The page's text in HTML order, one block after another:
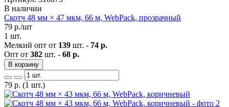
В наличии
Скотч 48 мм × 47 мкм, 66 м, WebPack, прозрачный
79 р./шт
1 шт.
Мелкий опт от 139 шт. - 74 р.
Опт от 382 шт. - 68 р.
В корзину
79 р. (1 шт.)